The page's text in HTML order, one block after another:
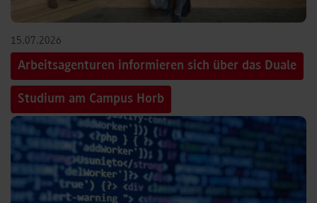
15.07.2026
Arbeitsagenturen informieren sich über das Duale
Studium am Campus Horb